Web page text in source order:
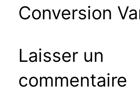
Conversion
Laisser un
commentaire